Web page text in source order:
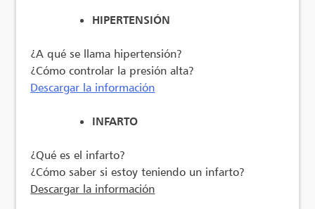
HIPERTENSIÓN
¿A qué se llama hipertensión?
¿Cómo controlar la presión alta?
Descargar la información
INFARTO
¿Qué es el infarto?
¿Cómo saber si estoy teniendo un infarto?
Descargar la información